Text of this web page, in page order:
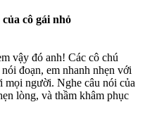
cô gái nhỏ
vậy đó anh! Các cô chú
đoạn, em nhanh nhẹn với
người. Nghe câu nói của
lòng, và thầm khâm phục